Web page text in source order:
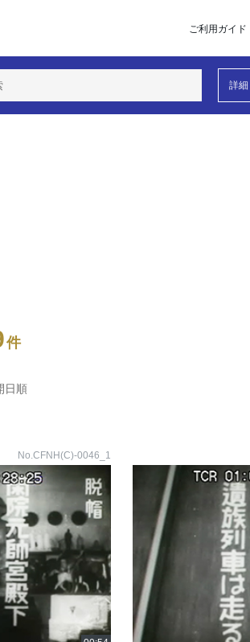
ご利用ガイド
詳細
件
日順
No.CFNH(C)-0046_1